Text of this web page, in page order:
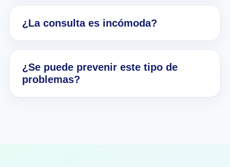
¿La consulta es incómoda?
¿Se puede prevenir este tipo de
problemas?